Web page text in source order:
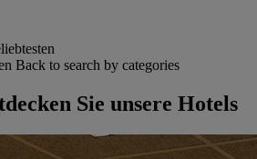
Back to search by categories
Sie unsere Hotels